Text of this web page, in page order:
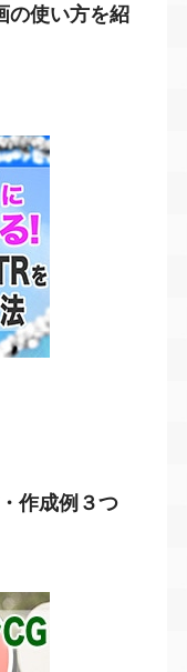
の使い方を紹
作成例３つ